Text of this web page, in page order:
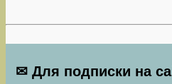
✉ Для подписки на